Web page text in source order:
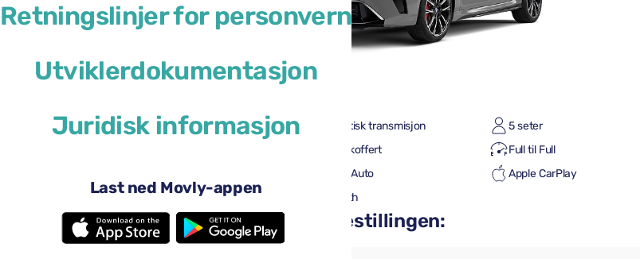
Retningslinjer for personvern
Utviklerdokumentasjon
Juridisk informasjon
Last ned Movly-appen
4 dører Automatisk transmisjon
5 seter
Én liten koffert
Full til Full
Android Auto
Apple CarPlay
Ryggekamera
Bluetooth
Legg til praktiske tillegg i bestillingen: